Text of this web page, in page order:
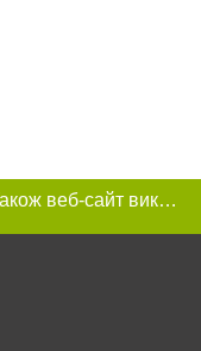
Цей сайт використовує «cookies». Також веб-сайт використовує інтернет-сервіс для збору технічних даних стосовно відвідувачів з метою отримання маркетингової та статистичної інформації. Умови обробки даних відвідувачів сайту див.